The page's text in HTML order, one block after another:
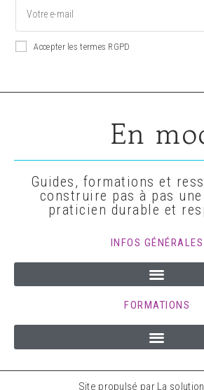
Accepter les termes RGPD
En
Guides, formations et
construire pas à pas
praticien durable et
INFOS GÉNÉRALES
FORMATIONS
Site propulsé par La